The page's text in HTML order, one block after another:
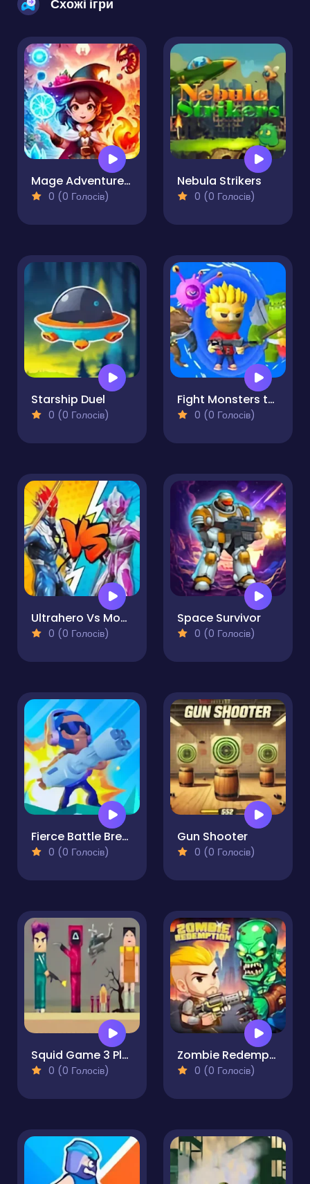
Схожі ігри
Mage Adventure - Mighty Raid
0 (0 Голосів)
Nebula Strikers
0 (0 Голосів)
Starship Duel
0 (0 Голосів)
Fight Monsters to Survive!
0 (0 Голосів)
Ultrahero Vs Monsters Royale Battle
0 (0 Голосів)
Space Survivor
0 (0 Голосів)
Fierce Battle Breakout
0 (0 Голосів)
Gun Shooter
0 (0 Голосів)
Squid Game 3 Playground
0 (0 Голосів)
Zombie Redemption
0 (0 Голосів)